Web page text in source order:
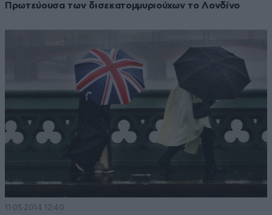
Πρωτεύουσα των δισεκατομμυριούχων το Λονδίνο
11·05·2014 12:40